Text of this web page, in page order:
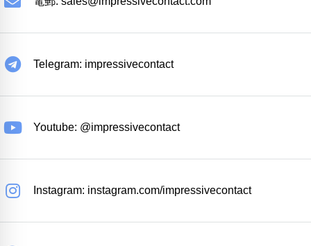
Telegram: impressivecontact
Youtube: @impressivecontact
Instagram: instagram.com/impressivecontact